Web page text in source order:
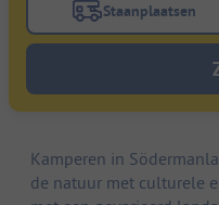
Gebruik de
Staanplaatsen
Kamperen in
de natuur met culturele